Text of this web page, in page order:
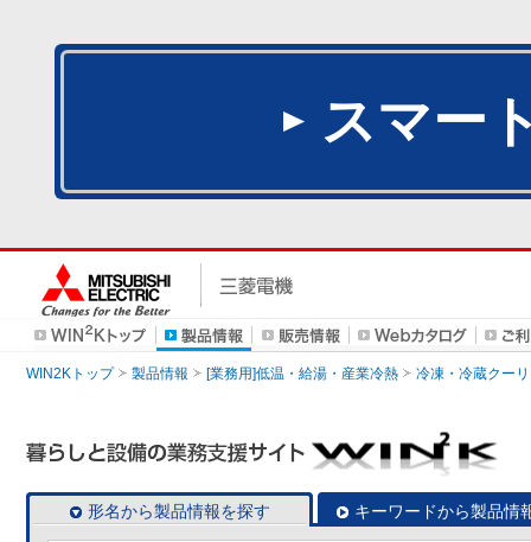
スマー
WIN2Kトップ 製品情報 [業務用]低温・給湯・産業冷熱 冷凍・冷蔵クー
形名から製品情報を探す キーワードから製品情